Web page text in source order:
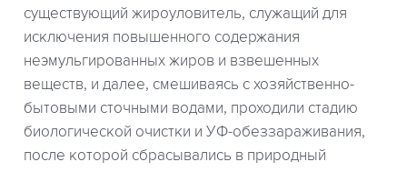
существующий жироуловитель, служащий для
исключения повышенного содержания
неэмульгированных жиров и взвешенных
веществ, и далее, смешиваясь с хозяйственно-
бытовыми сточными водами, проходили стадию
биологической очистки и УФ-обеззараживания,
после которой сбрасывались в природный